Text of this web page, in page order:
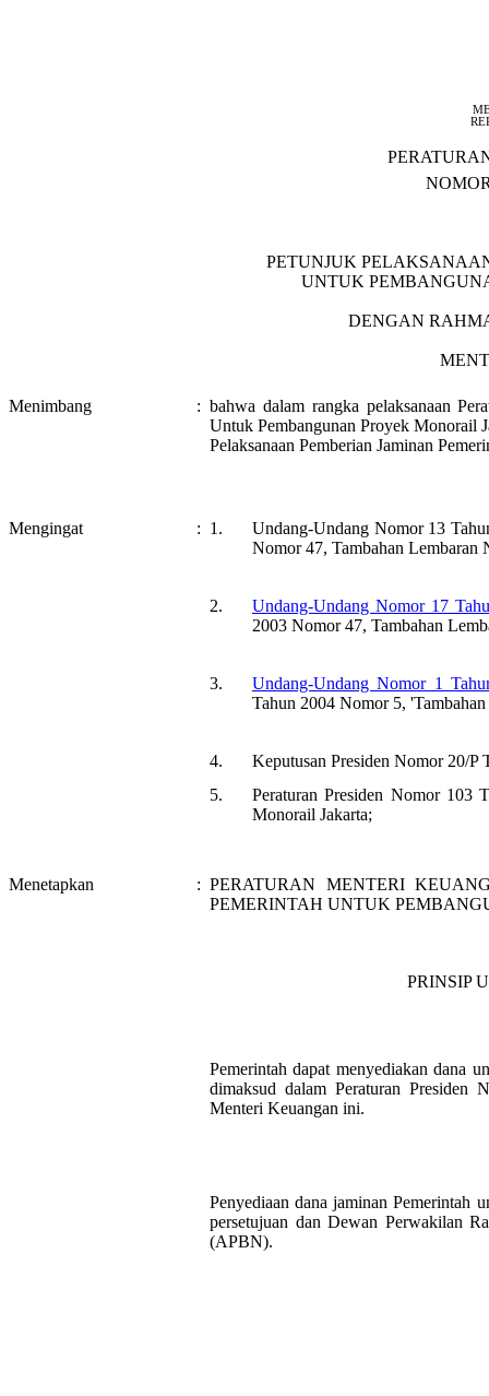
PETUNJUK
UNTUK
DENGAN
Menimbang : bahwa dalam rangka pelaksanaan
Untuk Pembangunan Proyek Monorail
Pelaksanaan Pemberian Jaminan
Mengingat : 1.
Undang-Undang Nomor 13
Nomor 47, Tambahan Lembaran
2.
Undang-Undang Nomor 17
2003 Nomor 47, Tambahan
3.
Undang-Undang Nomor 1
Tahun 2004 Nomor 5,
4.
Keputusan Presiden Nomor 20/P
5.
Peraturan Presiden Nomor 103
Monorail Jakarta;
Menetapkan : PERATURAN MENTERI
PEMERINTAH UNTUK
PRINSIP
Pemerintah dapat menyediakan dana
dimaksud dalam Peraturan Presiden
Menteri Keuangan ini.
Penyediaan dana jaminan Pemerintah
persetujuan dan Dewan Perwakilan
(APBN).